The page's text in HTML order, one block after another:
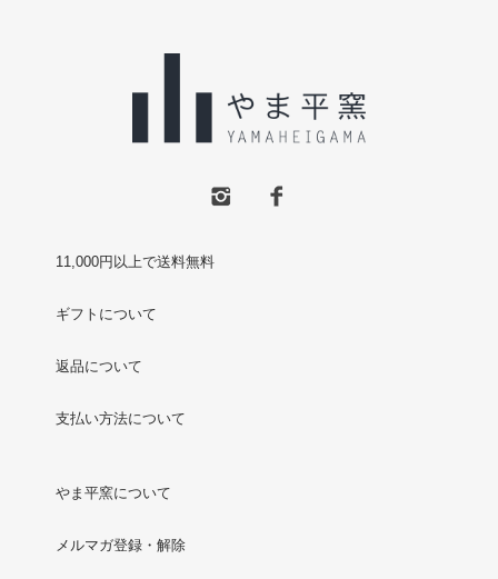
11,000円以上で送料無料
ギフトについて
返品について
支払い方法について
やま平窯について
メルマガ登録・解除